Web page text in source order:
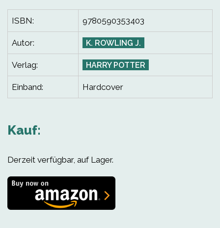
ISBN: 9780590353403
Autor: K. ROWLING J.
Verlag: HARRY POTTER
Einband: Hardcover
Kauf:
Derzeit verfügbar, auf Lager.